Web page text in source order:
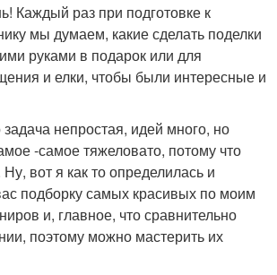
Каждый раз при подготовке к
мы думаем, какие сделать поделки
руками в подарок или для
и елки, чтобы были интересные и
задача непростая, идей много, но
-самое тяжеловато, потому что
вот я как то определилась и
подборку самых красивых по моим
и, главное, что сравнительно
поэтому можно мастерить их